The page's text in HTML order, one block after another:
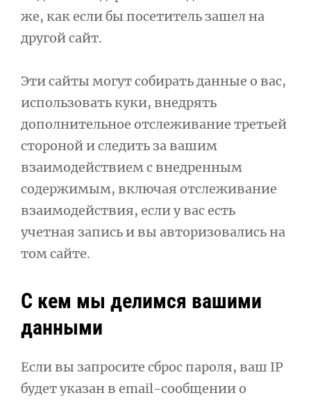
же, как если бы посетитель зашел на
другой сайт.
Эти сайты могут собирать данные о вас,
использовать куки, внедрять
дополнительное отслеживание третьей
стороной и следить за вашим
взаимодействием с внедренным
содержимым, включая отслеживание
взаимодействия, если у вас есть
учетная запись и вы авторизовались на
том сайте.
С кем мы делимся вашими
данными
Если вы запросите сброс пароля, ваш IP
будет указан в email-сообщении о